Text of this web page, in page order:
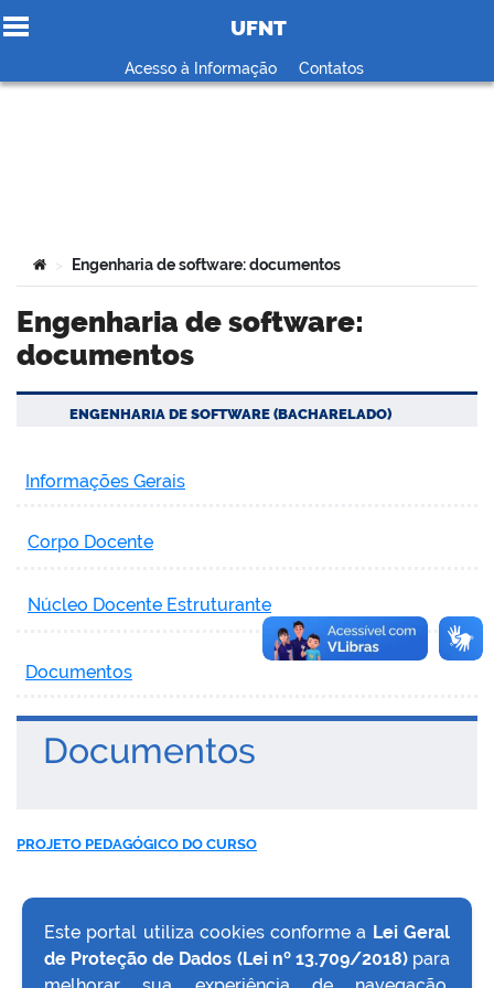
Ir para o conteúdo
UFNT
Acesso à Informação Contatos
Você está aqui:
> Engenharia de software: documentos
Engenharia de software:
documentos
ENGENHARIA DE SOFTWARE (BACHARELADO)
Informações Gerais
Corpo Docente
Núcleo Docente Estruturante
Documentos
Documentos
PROJETO PEDAGÓGICO DO CURSO
VOLTAR AO TOPO
Este portal utiliza cookies conforme a Lei Geral
de Proteção de Dados (Lei nº 13.709/2018)para